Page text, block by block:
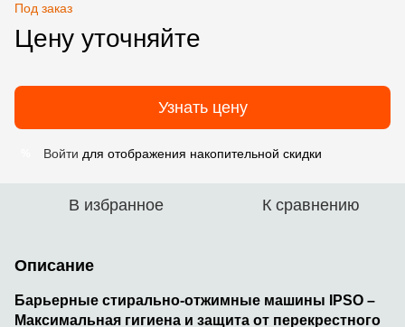
Под заказ
Цену уточняйте
Узнать цену
Войти для отображения накопительной скидки
В избранное К сравнению
Описание
Барьерные стирально-отжимные машины IPSO –
Максимальная гигиена и защита от перекрестного